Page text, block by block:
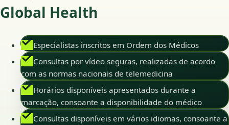
Global Health
Especialistas inscritos em Ordem dos Médicos
Consultas por vídeo seguras, realizadas de acordo
com as normas nacionais de telemedicina
Horários disponíveis apresentados durante a
marcação, consoante a disponibilidade do médico
Consultas disponíveis em vários idiomas, consoante a